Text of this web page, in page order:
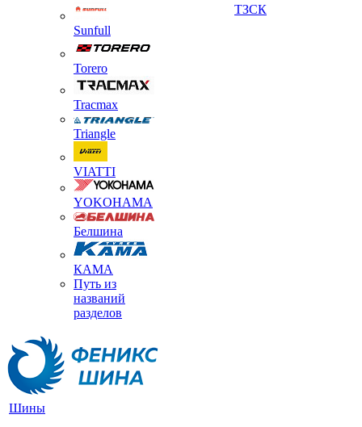
Sunfull
Torero
Tracmax
Triangle
VIATTI
YOKOHAMA
Белшина
КАМА
Путь из
названий
разделов
ТЗСК
Шины